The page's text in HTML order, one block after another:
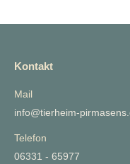
Kontakt
Mail
info@tierheim-
Telefon
06331 - 65977